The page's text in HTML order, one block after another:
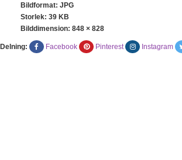
Bildformat: JPG
Storlek: 39 KB
Bilddimension: 848 × 828
Delning: Facebook Pinterest Instagram